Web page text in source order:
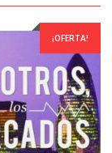
¡OFERTA!